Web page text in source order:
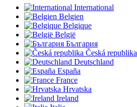
International
Belgien
Belgique
België
България
Česká republika
Deutschland
España
France
Hrvatska
Ireland